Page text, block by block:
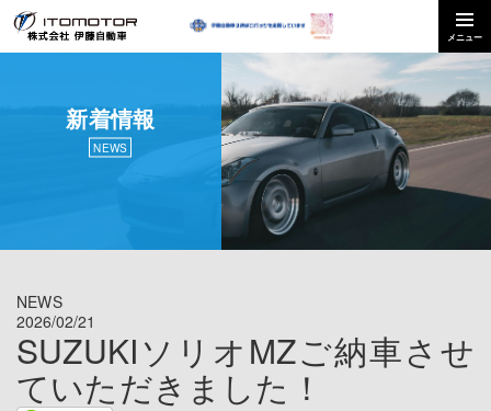
新着情報
NEWS
NEWS
2026/02/21
SUZUKIソリオMZご納車させ
ていただきました！